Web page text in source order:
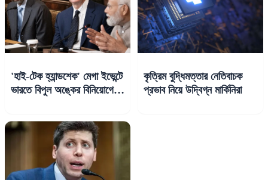
'হাই-টেক হ্যান্ডশেক' মেগা ইভেন্টে
ভারতে বিপুল অঙ্কের বিনিয়োগের
কৃত্রিম বুদ্ধিমত্তার নেতিবাচক
প্রভাব নিয়ে উদ্বিগ্ন মার্কিনিরা